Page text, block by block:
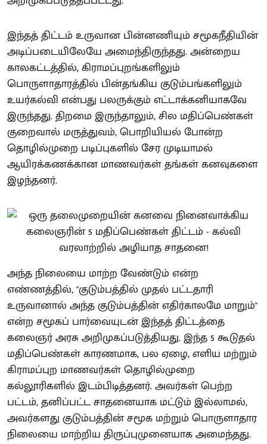
இந்தத் திட்டம் உருவான பின்னணியும் சமூகநீதியின்
அடிப்படையிலேயே அமைந்திருந்தது. அன்றைய
காலகட்டத்தில், கிராமப்புறங்களிலும்
பொருளாதாரத்தில் பின்தங்கிய குடும்பங்களிலும்
உயர்கல்வி என்பது பலருக்கும் எட்டாக்கனியாகவே
இருந்தது. திறமை இருந்தாலும், சில மதிப்பெண்கள்
குறைவால் மருத்துவம், பொறியியல் போன்ற
தொழில்முறை படிப்புகளில் சேர முடியாமல்
ஆயிரக்கணக்கான மாணவர்கள் தங்கள் கனவுகளை
இழந்தனர்.
அந்த நிலையை மாற்ற வேண்டும் என்ற
எண்ணத்தில், "குடும்பத்தில் முதல் பட்டதாரி
உருவானால் அந்த குடும்பத்தின் எதிர்காலமே மாறும்"
என்ற சமூகப் பார்வையுடன் இந்தத் திட்டத்தை
கலைஞர் அரசு அறிமுகப்படுத்தியது. இந்த 5 கூடுதல்
மதிப்பெண்கள் காரணமாக, பல ஏழை, எளிய மற்றும்
கிராமப்புற மாணவர்கள் தொழில்முறை
கல்லூரிகளில் இடம்பிடித்தனர். அவர்கள் பெற்ற
பட்டம், தனிப்பட்ட சாதனையாக மட்டும் இல்லாமல்,
அவர்களது குடும்பத்தின் சமூக மற்றும் பொருளாதார
நிலையை மாற்றிய திருப்புமுனையாக அமைந்தது.